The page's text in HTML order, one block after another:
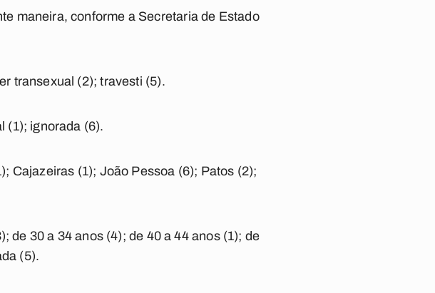
maneira, conforme a Secretaria de Estado
transexual (2); travesti (5).
(1); ignorada (6).
Cajazeiras (1); João Pessoa (6); Patos (2);
de 30 a 34 anos (4); de 40 a 44 anos (1); de
(5).